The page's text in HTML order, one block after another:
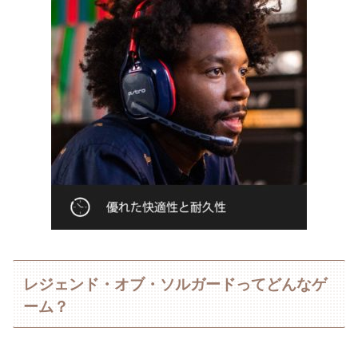
レジェンド・オブ・ソルガードってどんなゲ
ーム？